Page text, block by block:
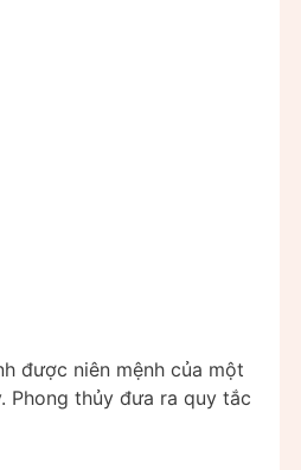
được niên mệnh của một
Phong thủy đưa ra quy tắc